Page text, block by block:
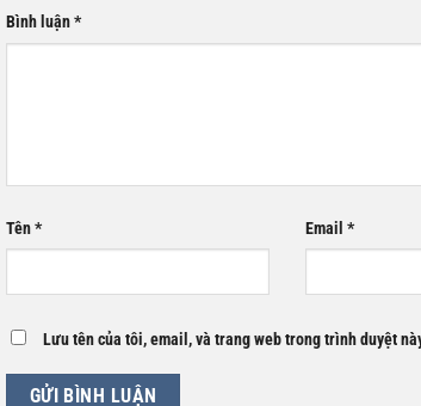
Bình luận*
Tên* Email *
Lưu tên của tôi, email, và trang web trong trình duyệt